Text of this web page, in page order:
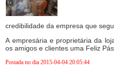
credibilidade da empresa que
A empresária e proprietária da
os amigos e clientes uma Feliz
Postada no dia 2015-04-04 20:05:44